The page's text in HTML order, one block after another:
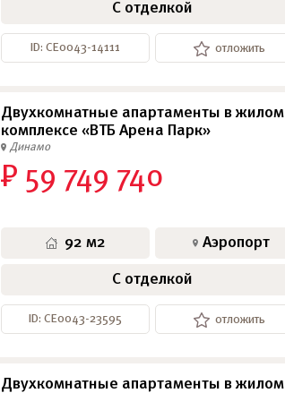
С отделкой
ID: СЕ0043-14111 отложить
Двухкомнатные апартаменты в жилом
комплексе «ВТБ Арена Парк»
Динамо
₽ 59 749 740
92 м2 Аэропорт
С отделкой
ID: СЕ0043-23595 отложить
Двухкомнатные апартаменты в жилом